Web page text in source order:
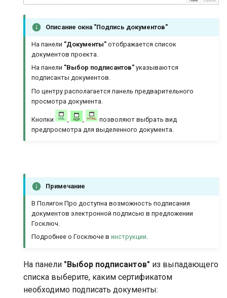
Описание окна "Подпись документов"
На панели "Документы" отображается список
документов проекта.
На панели "Выбор подписантов" указываются
подписанты документов.
По центру располагается панель предварительного
просмотра документа.
Кнопки , ,
позволяют выбрать вид
предпросмотра для выделенного документа.
Примечание
В Полигон Про доступна возможность подписания
документов электронной подписью в предложении
Госключ.
Подробнее о Госключе в инструкции.
На панели "Выбор подписантов" из выпадающего
списка выберите, каким сертификатом
необходимо подписать документы: